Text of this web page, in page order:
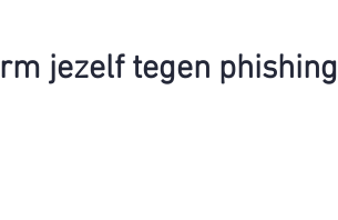
jezelf tegen phishing